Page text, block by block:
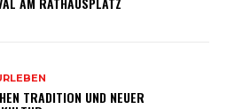
TRADITION UND NEUER